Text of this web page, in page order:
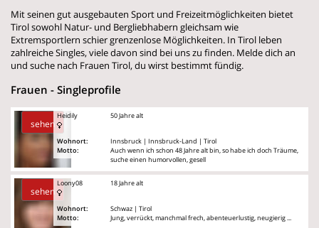
Mit seinen gut ausgebauten Sport und Freizeitmöglichkeiten bietet
Tirol sowohl Natur- und Bergliebhabern gleichsam wie
Extremsportlern schier grenzenlose Möglichkeiten. In Tirol leben
zahlreiche Singles, viele davon sind bei uns zu finden. Melde dich an
und suche nach Frauen Tirol, du wirst bestimmt fündig.
Frauen - Singleprofile
sehen
Heidily
Wohnort:
Motto:
50 Jahre alt
Innsbruck | Innsbruck-Land | Tirol
Auch wenn ich schon 48 Jahre alt bin, so habe ich doch Träume,
suche einen humorvollen, gesell
sehen
Loony08
Wohnort:
Motto:
18 Jahre alt
Schwaz | Tirol
Jung, verrückt, manchmal frech, abenteuerlustig, neugierig ...